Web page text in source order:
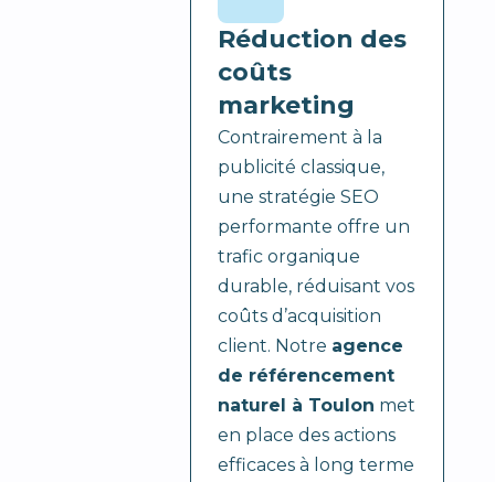
Réduction des
coûts
marketing
Contrairement à la
publicité classique,
une stratégie SEO
performante offre un
trafic organique
durable, réduisant vos
coûts d’acquisition
client. Notre agence
de référencement
naturel à Toulon met
en place des actions
efficaces à long terme